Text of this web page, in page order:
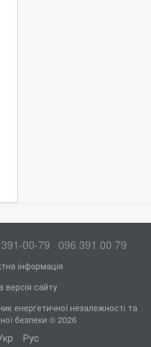
00-79 096 391 00 79
інформація
версія сайту
енергетичної незалежності та
безпеки © 2026
Рус